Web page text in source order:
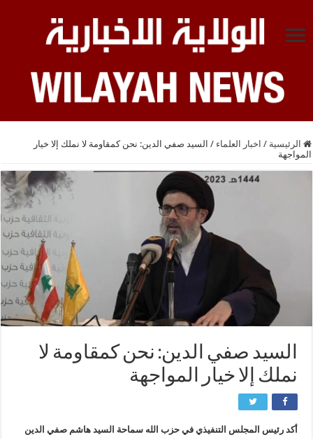
الرئيسية / اخبار العلماء / السيد صفي الدين: نحن كمقاومة لا نملك إلا خيار
المواجهة
السيد صفي الدين: نحن كمقاومة لا
نملك إلا خيار المواجهة
أكد رئيس المجلس التنفيذي في حزب الله سماحة السيد هاشم صفي الدين